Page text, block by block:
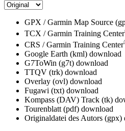
GPX / Garmin Map Source
TCX / Garmin Training Center
CRS / Garmin Training Center
Google Earth (kml) download
G7ToWin (g7t) download
TTQV (trk) download
Overlay (ovl) download
Fugawi (txt) download
Kompass (DAV) Track (tk)
Tourenblatt (pdf) download
Originaldatei des Autors (gpx)